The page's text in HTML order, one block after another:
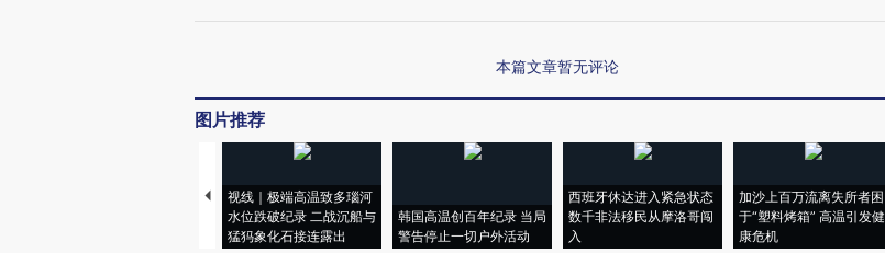
本篇文章暂无评论
图片推荐
视线｜极端高温致多瑙河
水位跌破纪录 二战沉船与
猛犸象化石接连露出
韩国高温创百年纪录 当局
警告停止一切户外活动
西班牙休达进入紧急状态
数千非法移民从摩洛哥闯
入
加沙上百万流离失所者困
于“塑料烤箱” 高温引发健
康危机